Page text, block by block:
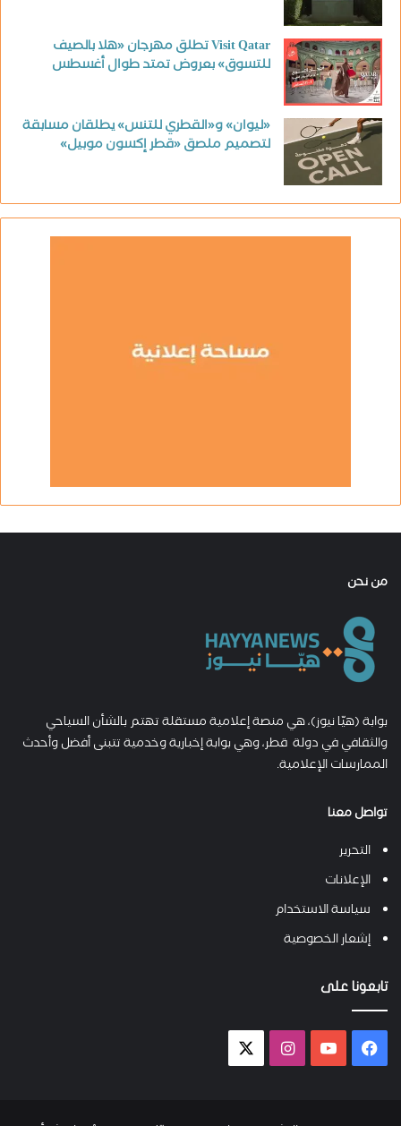
Visit Qatar تطلق مهرجان «هلا بالصيف
للتسوق» بعروض تمتد طوال أغسطس
«ليوان» و«القطري للتنس» يطلقان مسابقة
لتصميم ملصق «قطر إكسون موبيل»
من نحن
بوابة (هيّا نيوز)، هي منصة إعلامية مستقلة تهتم بالشأن السياحي
والثقافي في دولة قطر، وهي بوابة إخبارية وخدمية تتبنى أفضل وأحدث
الممارسات الإعلامية.
تواصل معنا
التحرير
الإعلانات
سياسة الاستخدام
إشعار الخصوصية
تابعونا على
فيسبوك يوتيوب انستقرام